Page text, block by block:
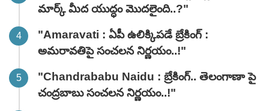
మార్క్ మీద యుద్ధం మొదలైంది..?"
"Amaravati : ఏపీ ఉలిక్కిపడే బ్రేకింగ్ :
అమరావతిపై సంచలన నిర్ణయం..!"
"Chandrababu Naidu : బ్రేకింగ్.. తెలంగాణా పై
చంద్రబాబు సంచలన నిర్ణయం..!"